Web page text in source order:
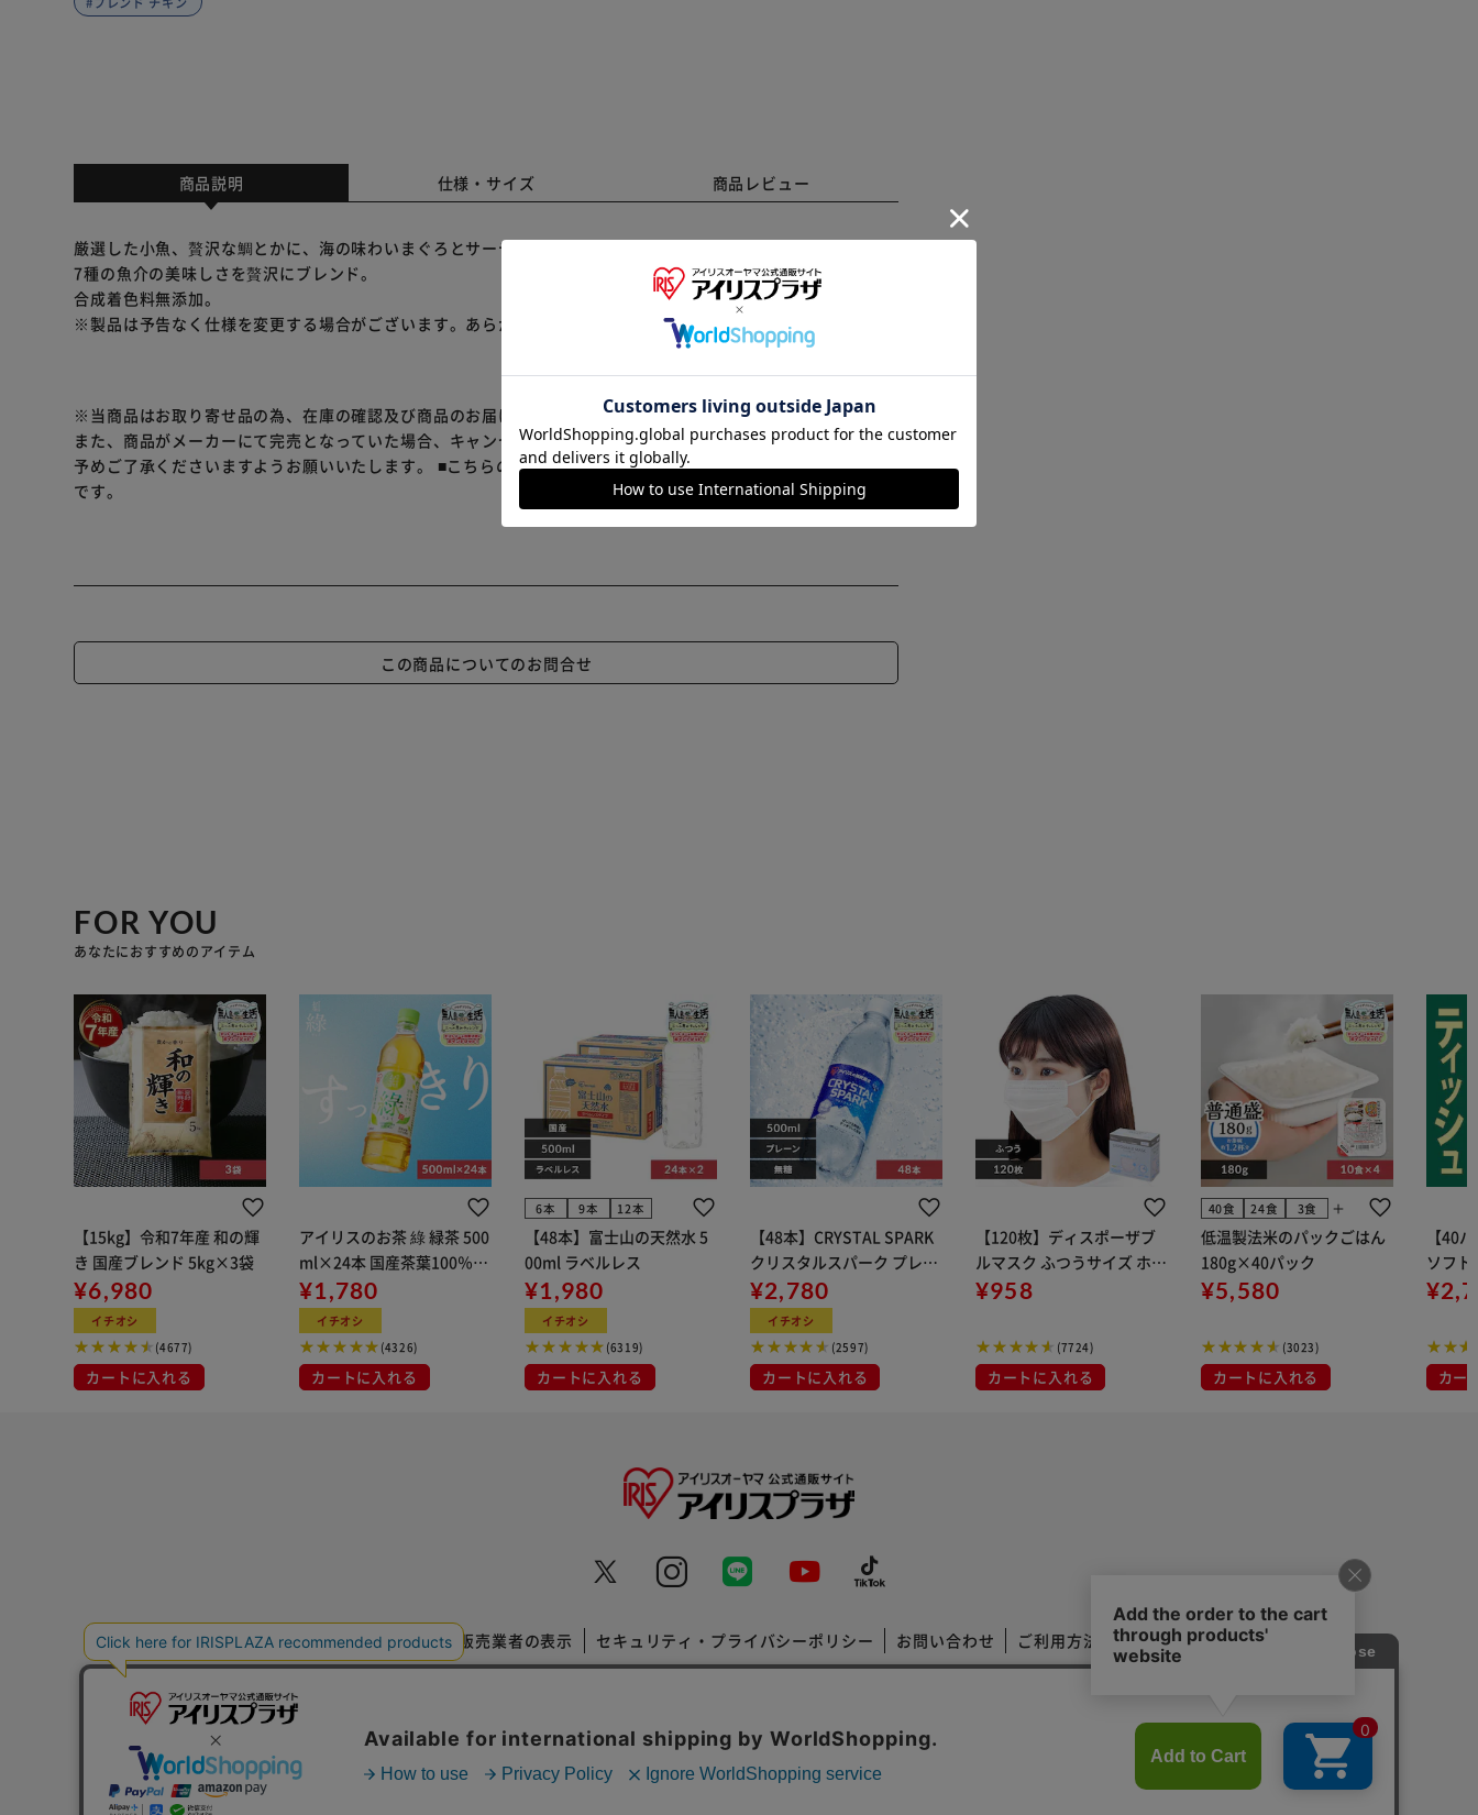
商品説明 仕様・サイズ 商品レビュー
厳選した小魚、贅沢な鯛とかに、海の味わいまぐろとサーディン、こだわりのえびとサーモン。
7種の魚介の美味しさを贅沢にブレンド。
合成着色料無添加。
※製品は予告なく仕様を変更する場合がございます。あらかじめご了承ください。
※当商品はお取り寄せ品の為、在庫の確認及び商品のお届けまでお時間を頂く場合がございます。
また、商品がメーカーにて完売となっていた場合、キャンセル又は注文内容の変更をお願いいたしております。
予めご了承くださいますようお願いいたします。 ■こちらの商品はアイリスプラザがセレクトしたオススメ商品
です。
この商品についてのお問合せ
FOR YOU
あなたにおすすめのアイテム
【15kg】令和7年産 和の輝
き 国産ブレンド 5kg×3袋
¥6,980
イチオシ
(4677)
カートに入れる
アイリスのお茶 綠 緑茶 500
ml×24本 国産茶葉100％使
用
¥1,780
イチオシ
(4326)
カートに入れる
6本 9本 12本
【48本】富士山の天然水 5
00ml ラベルレス
¥1,980
イチオシ
(6319)
カートに入れる
【48本】CRYSTAL SPARK
クリスタルスパーク プレー
ン 500ml
¥2,780
イチオシ
(2597)
カートに入れる
【120枚】ディスポーザブ
ルマスク ふつうサイズ ホワ
イト 大容量 DISPOSABLE
布
¥958
(7724)
カートに入れる
40食 24食 3食 add
低温製法米のパックごはん
180g×40パック
¥5,580
(3023)
カートに入れる
【40
ソフ
組) 5
カー
特定商取引法に基づく通信販売業者の表示 セキュリティ・プライバシーポリシー お問い合わせ ご利用方法 ご利用規約
※ご確認ください